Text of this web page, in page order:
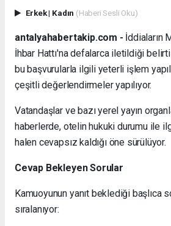
Erkek| Kadın (Haberi Sesli Oku)
antalyahabertakip.com - İddiaların
İhbar Hattı'na defalarca iletildiği
bu başvurularla ilgili yeterli işlem
çeşitli değerlendirmeler yapılıyor.
Vatandaşlar ve bazı yerel yayın
haberlerde, otelin hukuki durumu ile
halen cevapsız kaldığı öne sürülüyor.
Cevap Bekleyen Sorular
Kamuoyunun yanıt beklediği başlıca
sıralanıyor: